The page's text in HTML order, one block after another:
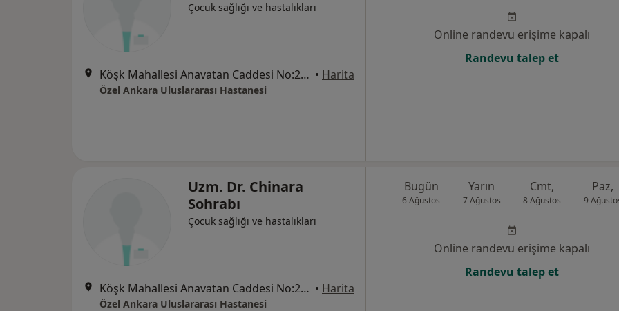
Çocuk sağlığı ve hastalıkları
Köşk Mahallesi Anavatan Caddesi No:22, Keçiören • Harita
Özel Ankara Uluslararası Hastanesi
Online randevu erişime kapalı
Randevu talep et
Uzm. Dr. Chinara
Sohrabı
Çocuk sağlığı ve hastalıkları
Köşk Mahallesi Anavatan Caddesi No:22, Keçiören • Harita
Özel Ankara Uluslararası Hastanesi
Bugün
6 Ağustos
Yarın
7 Ağustos
Cmt,
8 Ağustos
Paz,
9
Online randevu erişime kapalı
Randevu talep et